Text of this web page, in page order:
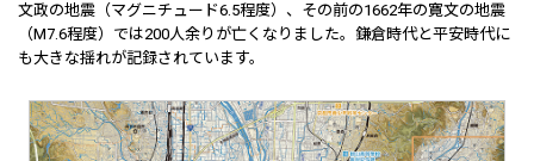
文政の地震（マグニチュード6.5程度）、その前の1662年の寛文の地震
（M7.6程度）では200人余りが亡くなりました。鎌倉時代と平安時代に
も大きな揺れが記録されています。